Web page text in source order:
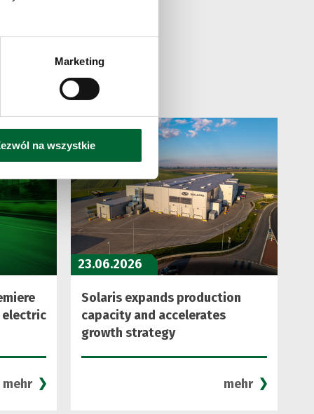
Marketing
na wszystkie
electric
mehr
23.06.2026
Solaris expands production
capacity and accelerates
growth strategy
mehr